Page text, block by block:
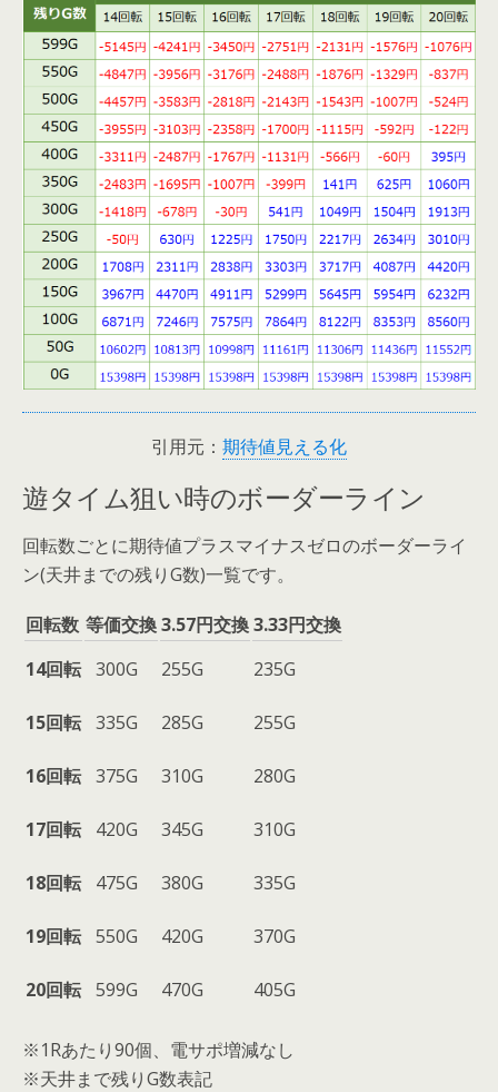
引用元： 期待値見える化
遊タイム狙い時のボーダーライン
回転数ごとに期待値プラスマイナスゼロのボーダーライ
ン(天井までの残りG数)一覧です。
回転数 等価交換3.57円交換3.33円交換
14回転 300G 255G 235G
15回転 335G 285G 255G
16回転 375G 310G 280G
17回転 420G 345G 310G
18回転 475G 380G 335G
19回転 550G 420G 370G
20回転 599G 470G 405G
※1Rあたり90個、電サポ増減なし
※天井まで残りG数表記